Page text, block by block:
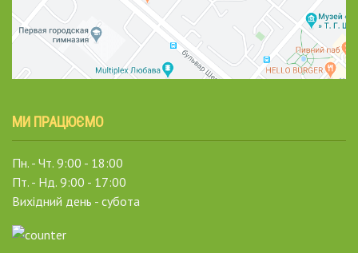
МИ ПРАЦЮЄМО
Пн. - Чт. 9:00 - 18:00
Пт. - Нд. 9:00 - 17:00
Вихідний день - субота